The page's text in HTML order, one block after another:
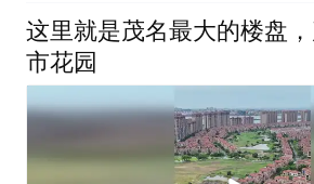
这里就是茂名最大的楼盘
市花园